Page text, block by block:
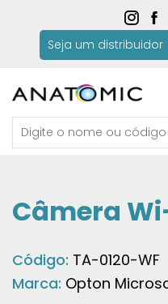
Seja um distribuidor
Câmera
Código: TA-0120-WF
Marca: Opton